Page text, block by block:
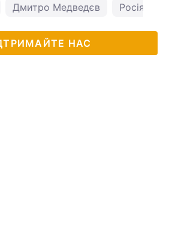
Дмитро Медведєв Росія
НАС